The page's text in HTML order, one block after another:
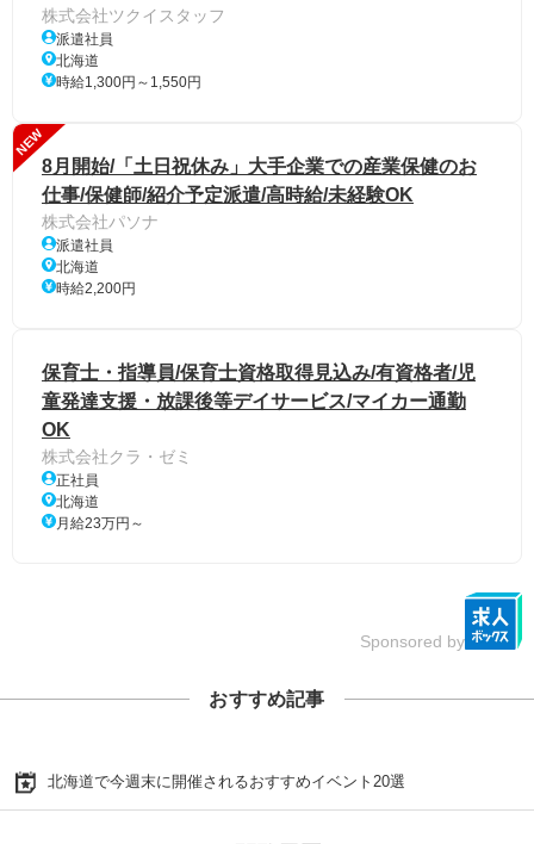
株式会社ツクイスタッフ
派遣社員
北海道
時給1,300円～1,550円
NEW
8月開始/「土日祝休み」大手企業での産業保健のお
仕事/保健師/紹介予定派遣/高時給/未経験OK
株式会社パソナ
派遣社員
北海道
時給2,200円
保育士・指導員/保育士資格取得見込み/有資格者/児
童発達支援・放課後等デイサービス/マイカー通勤
OK
株式会社クラ・ゼミ
正社員
北海道
月給23万円～
Sponsored by
おすすめ記事
北海道で今週末に開催されるおすすめイベント20選